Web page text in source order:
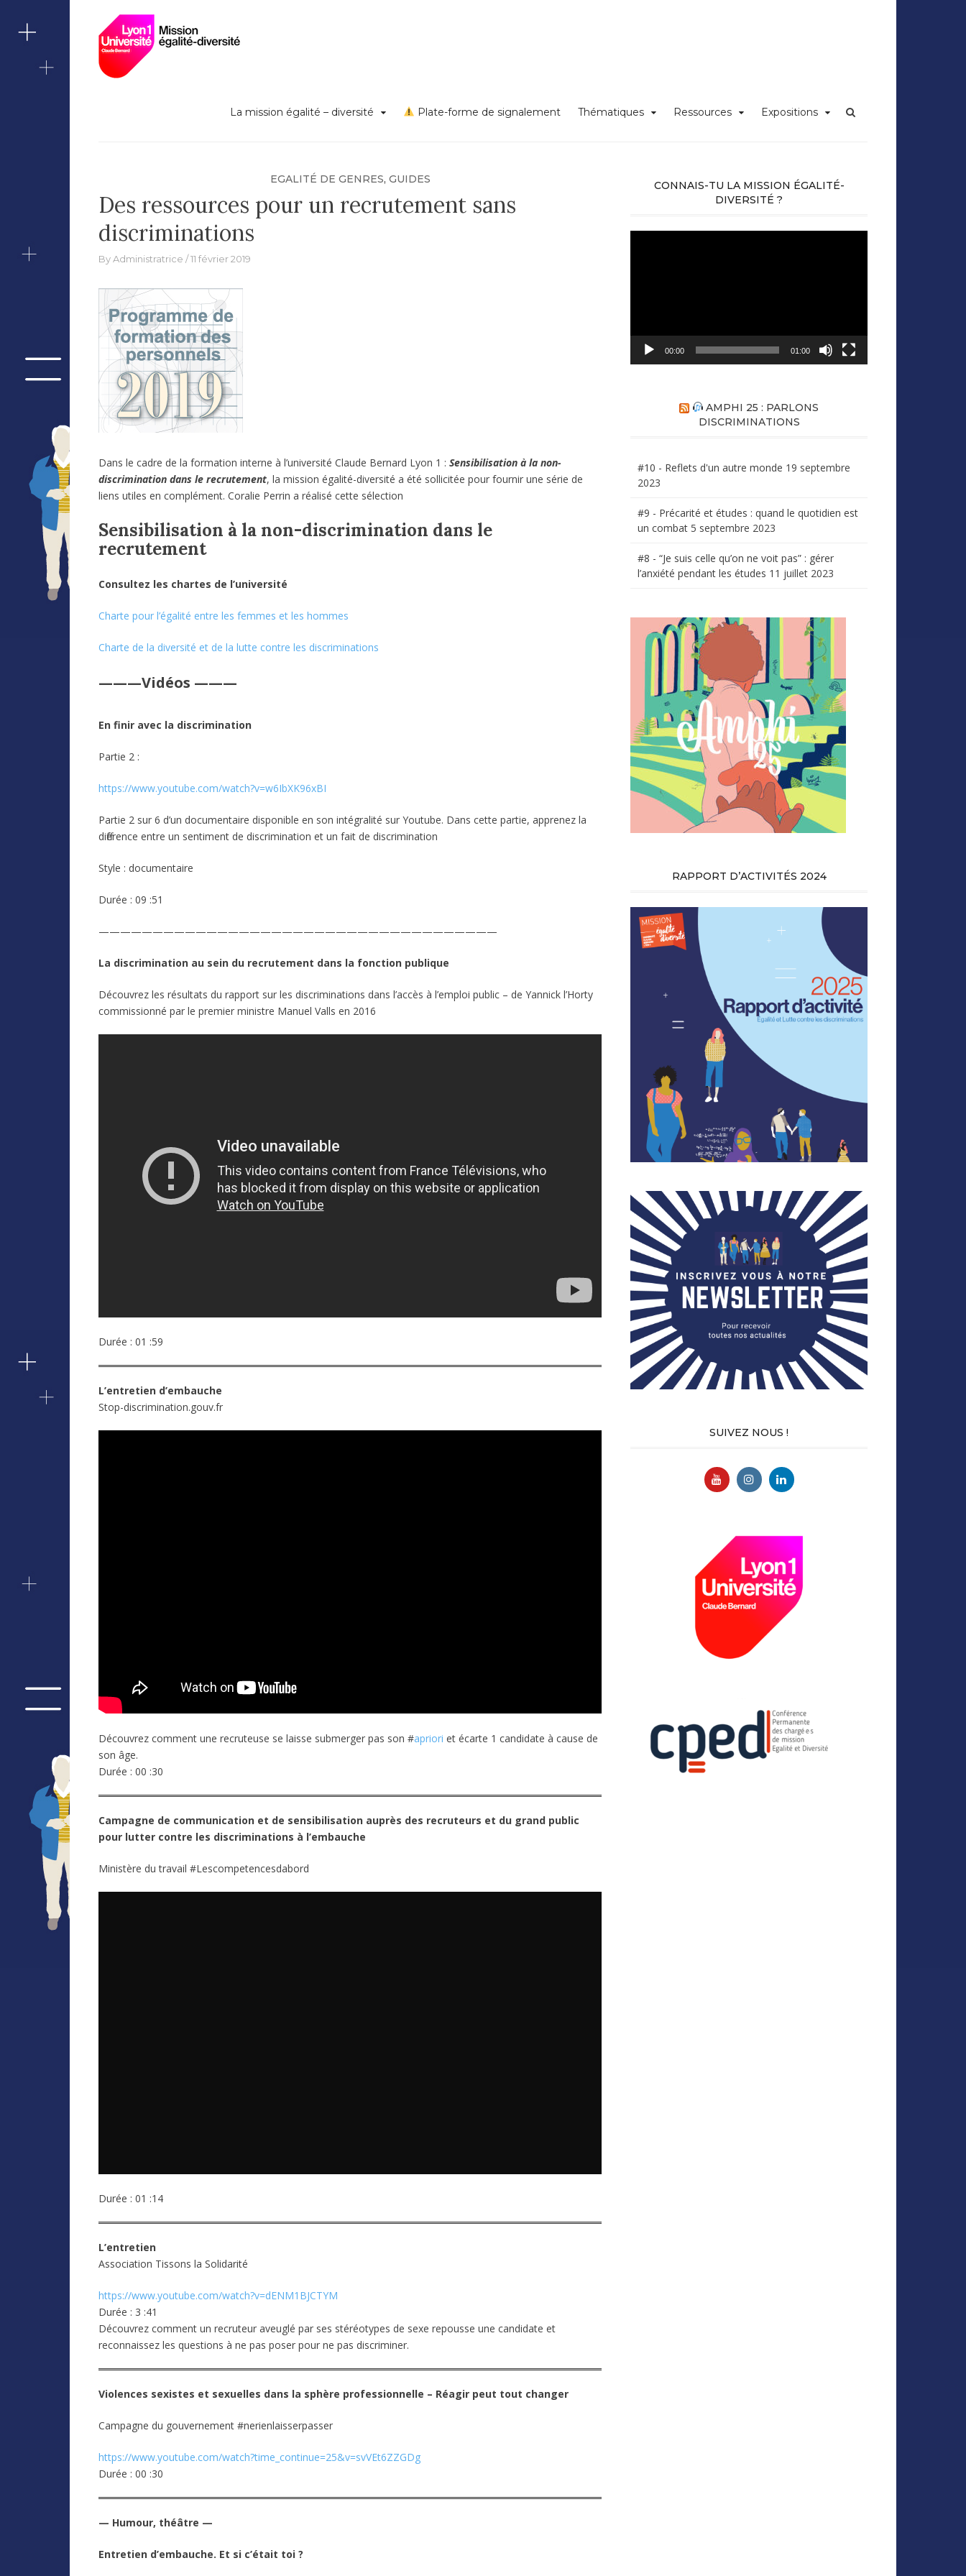
content
La mission égalité – diversité Plate-forme de signalement Thématiques Ressources Expositions
EGALITÉ DE GENRES, GUIDES
Des ressources pour un recrutement sans
discriminations
ByAdministratrice 11 février 2019
Dans le cadre de la formation interne à l’université Claude Bernard Lyon 1 : Sensibilisation à la non-
discrimination dans le recrutement, la mission égalité-diversité a été sollicitée pour fournir une série de
liens utiles en complément. Coralie Perrin a réalisé cette sélection
Sensibilisation à la non-discrimination dans le
recrutement
Consultez les chartes de l’université
Charte pour l’égalité entre les femmes et les hommes
Charte de la diversité et de la lutte contre les discriminations
———Vidéos ———
En finir avec la discrimination
Partie 2 :
https://www.youtube.com/watch?v=w6IbXK96xBI
Partie 2 sur 6 d’un documentaire disponible en son intégralité sur Youtube. Dans cette partie, apprenez la
différence entre un sentiment de discrimination et un fait de discrimination
Style : documentaire
Durée : 09 :51
—————————————————————————————————————
La discrimination au sein du recrutement dans la fonction publique
Découvrez les résultats du rapport sur les discriminations dans l’accès à l’emploi public – de Yannick l’Horty
commissionné par le premier ministre Manuel Valls en 2016
Durée : 01 :59
L’entretien d’embauche
Stop-discrimination.gouv.fr
Découvrez comment une recruteuse se laisse submerger pas son #apriori et écarte 1 candidate à cause de
son âge.
Durée : 00 :30
Campagne de communication et de sensibilisation auprès des recruteurs et du grand public
pour lutter contre les discriminations à l’embauche
Ministère du travail #Lescompetencesdabord
Durée : 01 :14
L’entretien
Association Tissons la Solidarité
https://www.youtube.com/watch?v=dENM1BJCTYM
Durée : 3 :41
Découvrez comment un recruteur aveuglé par ses stéréotypes de sexe repousse une candidate et
reconnaissez les questions à ne pas poser pour ne pas discriminer.
Violences sexistes et sexuelles dans la sphère professionnelle – Réagir peut tout changer
Campagne du gouvernement #nerienlaisserpasser
https://www.youtube.com/watch?time_continue=25&v=svVEt6ZZGDg
Durée : 00 :30
— Humour, théâtre —
Entretien d’embauche. Et si c’était toi ?
CONNAIS-TU LA MISSION ÉGALITÉ-
DIVERSITÉ ?
00:00 01:00
AMPHI 25 : PARLONS
DISCRIMINATIONS
#10 - Reflets d'un autre monde 19 septembre
2023
#9 - Précarité et études : quand le quotidien est
un combat 5 septembre 2023
#8 - “Je suis celle qu’on ne voit pas” : gérer
l’anxiété pendant les études 11 juillet 2023
RAPPORT D’ACTIVITÉS 2024
SUIVEZ NOUS !